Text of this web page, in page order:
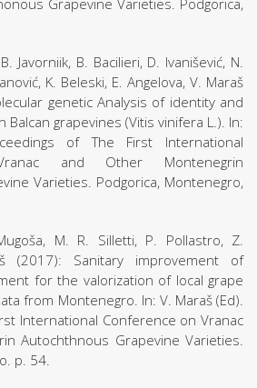
Grapevine Varieties. Podgorica,
Javorniik, B. Bacilieri, D. Ivanišević, N.
K. Beleski, E. Angelova, V. Maraš
genetic Analysis of identity and
grapevines (Vitis vinifera L.). In:
of The First International
and Other Montenegrin
Varieties. Podgorica, Montenegro,
M. R. Silletti, P. Pollastro, Z.
(2017): Sanitary improvement of
for the valorization of local grape
from Montenegro. In: V. Maraš (Ed).
International Conference on Vranac
Autochthnous Grapevine Varieties.
p. 54.